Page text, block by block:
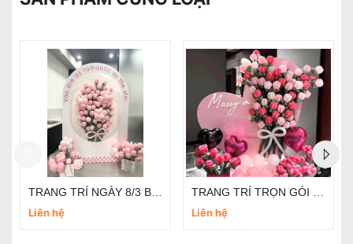
DỊCH VỤ TRANG TRÍ TRỌN GÓI NGÀY QUỐC TẾ PHỤ NỮ 8/3
Liên hệ
Liên hệ